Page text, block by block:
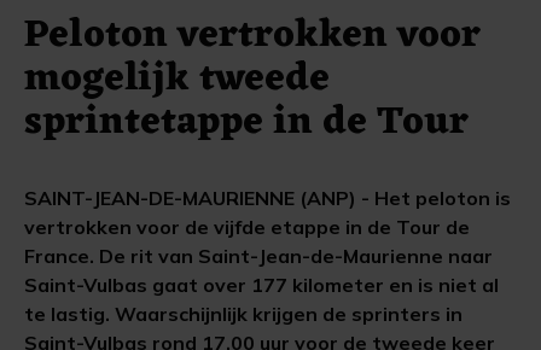
Peloton vertrokken voor
mogelijk tweede
sprintetappe in de Tour
SAINT-JEAN-DE-MAURIENNE (ANP) - Het peloton is
vertrokken voor de vijfde etappe in de Tour de
France. De rit van Saint-Jean-de-Maurienne naar
Saint-Vulbas gaat over 177 kilometer en is niet al
te lastig. Waarschijnlijk krijgen de sprinters in
Saint-Vulbas rond 17.00 uur voor de tweede keer